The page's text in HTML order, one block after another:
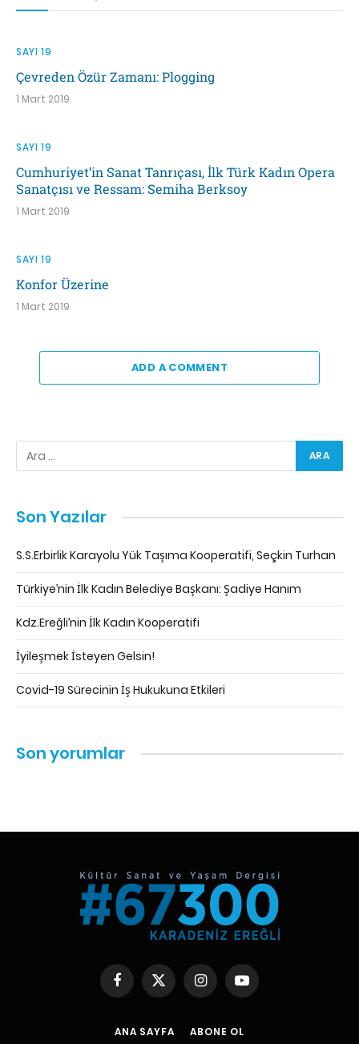
SAYI 19
Çevreden Özür Zamanı: Plogging
1 Mart 2019
SAYI 19
Cumhuriyet’in Sanat Tanrıçası, İlk Türk Kadın Opera
Sanatçısı ve Ressam: Semiha Berksoy
1 Mart 2019
SAYI 19
Konfor Üzerine
1 Mart 2019
ADD A COMMENT
Son Yazılar
S.S.Erbirlik Karayolu Yük Taşıma Kooperatifi, Seçkin Turhan
Türkiye’nin İlk Kadın Belediye Başkanı: Şadiye Hanım
Kdz.Ereğli’nin İlk Kadın Kooperatifi
İyileşmek İsteyen Gelsin!
Covid-19 Sürecinin İş Hukukuna Etkileri
Son yorumlar
Facebook
X
(Twitter)
InstagramYouTube
ANA SAYFA ABONE OL